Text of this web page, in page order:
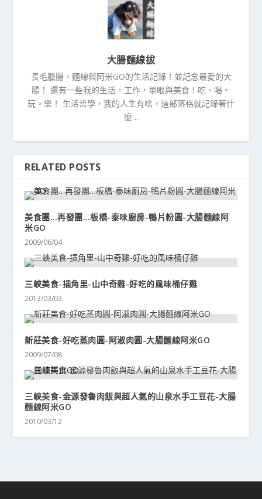
大腸麵線拔
長毛臘腸，麵線與阿米GO的生活記錄！並記念最愛的大
腸！ 還有一些我的生活，工作，單眼與美食！吃。喝。
玩。樂！ 生活哲學，我的人生有啥，這部落格就記錄著什
麼…
RELATED POSTS
美食團…再發團…板橋-泰味廚房-鴨片粉圓-大腸麵線阿
米GO
2009/06/04
三峽美食-插角里-山中奇雞-好吃的風味桶仔雞
2013/03/03
新莊美食-好吃蒸肉圓-阿淑肉圓-大腸麵線阿米GO
2009/07/08
三峽美食-金源發魯肉飯與超人氣的山泉水手工豆花-大腸
麵線阿米GO
2010/03/12